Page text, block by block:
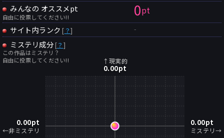
みんなの オススメpt
自由に投票してください!! 0pt
サイト内ランク [ ？] -
ミステリ成分 [？ ]
この作品はミステリ？
自由に投票してください!!
↑現実的
0.00pt
0.00pt
←非ミステリ
0.00pt
ミステリ→